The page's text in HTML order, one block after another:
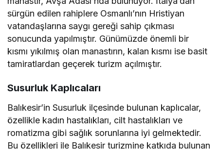
sürgün edilen rahiplere Osmanlı’nın Hristiyan
vatandaşlarına saygı gereği sahip çıkması
sonucunda yapılmıştır. Günümüzde önemli bir
kısmı yıkılmış olan manastırın, kalan kısmı ise basit
tamiratlardan geçerek turizm açılmıştır.
Susurluk Kaplıcaları
Balıkesir’in Susurluk ilçesinde bulunan kaplıcalar,
özellikle kadın hastalıkları, cilt hastalıkları ve
romatizma gibi sağlık sorunlarına iyi gelmektedir.
Bu özellikleri ile Balıkesir turizmine katkıda bulunan